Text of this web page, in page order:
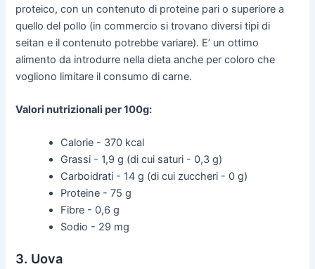
proteico, con un contenuto di proteine pari o superiore a
quello del pollo (in commercio si trovano diversi tipi di
seitan e il contenuto potrebbe variare). E’ un ottimo
alimento da introdurre nella dieta anche per coloro che
vogliono limitare il consumo di carne.
Valori nutrizionali per 100g:
Calorie - 370 kcal
Grassi - 1,9 g (di cui saturi - 0,3 g)
Carboidrati - 14 g (di cui zuccheri - 0 g)
Proteine - 75 g
Fibre - 0,6 g
Sodio - 29 mg
3. Uova